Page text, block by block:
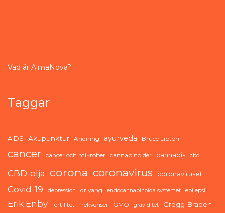
Vad är AlmaNova?
Taggar
AIDS Akupunktur Andning ayurveda Bruce Lipton
cancer cancer och mikrober cannabinoider cannabis cbd
CBD-olja corona coronavirus coronaviruset
Covid-19 depression dr yang endocannabinoida systemet epilepsi
Erik Enby fertilitet frekvenser GMO graviditet Gregg Braden